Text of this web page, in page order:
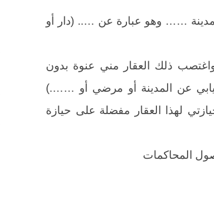
…… وهو عبارة عن ….. (دار أو
ذلك العقار مني عنوة بدون
عن المدينة أو مرضي أو …….)
لهذا العقار مفضلة على حيازة